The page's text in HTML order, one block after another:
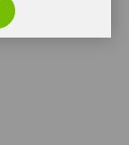
jest do
użytkownika. Bez
cookies mogą
cookies jest
Sp. z o. o. Sp.
- 141 Warszawa.
się z
również wyrazić